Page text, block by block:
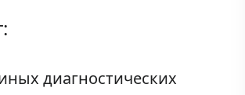
диагностических